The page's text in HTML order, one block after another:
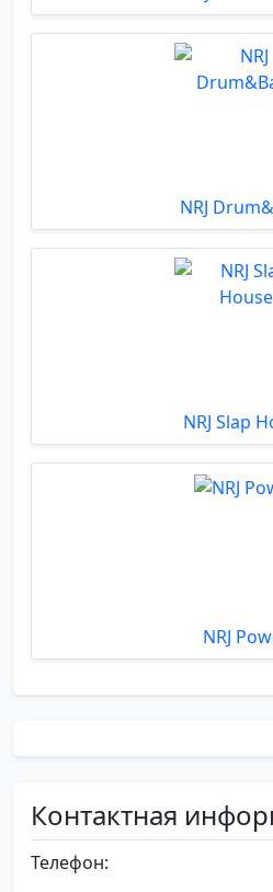
NRJ
NRJ Slap
NRJ
Контактная
Телефон: